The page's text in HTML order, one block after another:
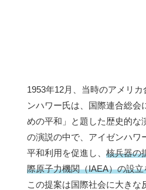
1953年12月、当時のアメリ
ンハワー氏は、国際連合総会
めの平和」と題した歴史的な
の演説の中で、アイゼンハワ
平和利用を促進し、 核兵器の
際原子力機関（IAEA）の設立
この提案は国際社会に大きな